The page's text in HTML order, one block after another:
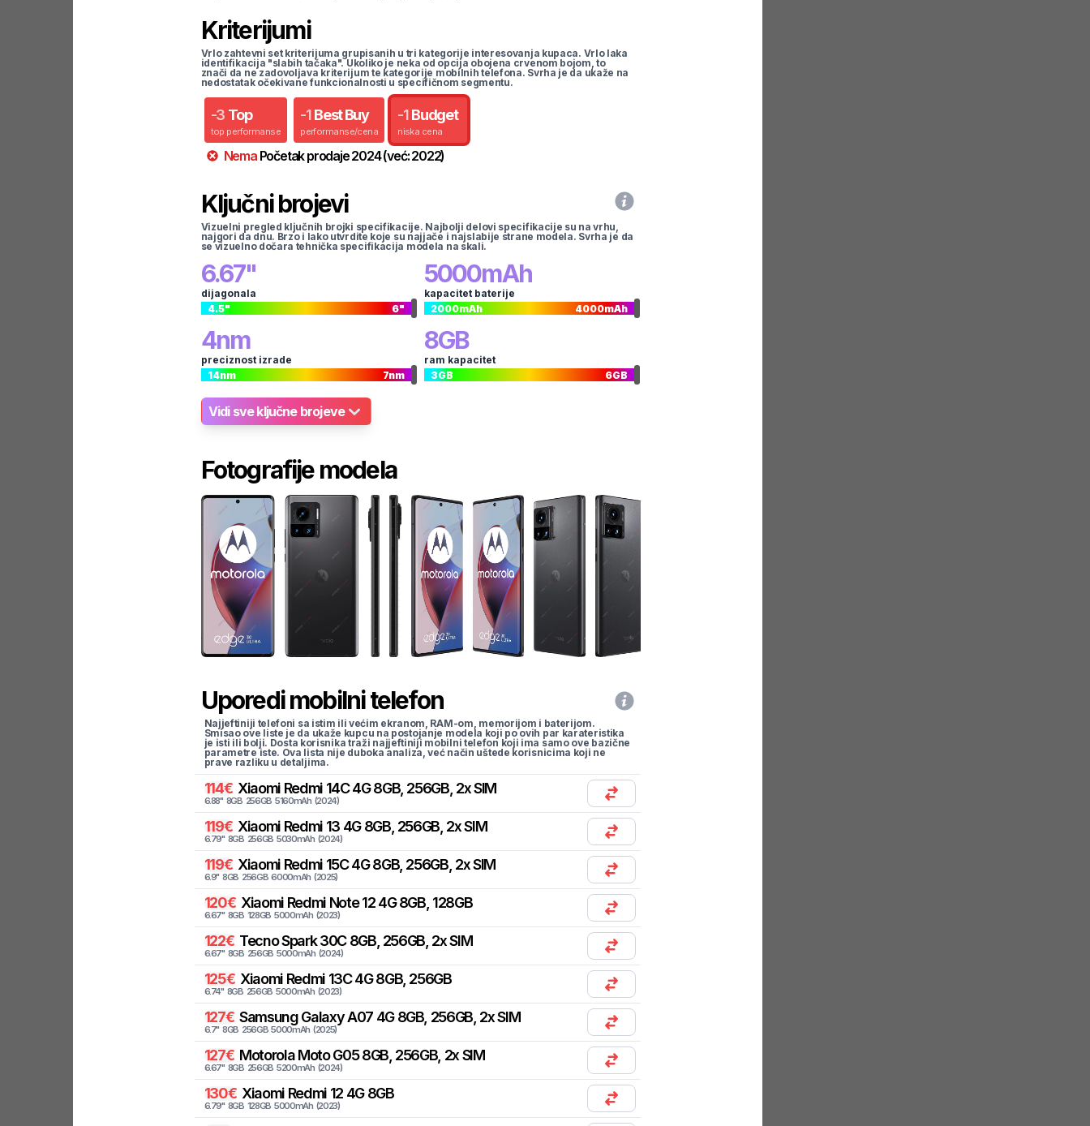
Kriterijumi
Vrlo zahtevni set kriterijuma grupisanih u tri kategorije interesovanja kupaca. Vrlo laka
identifikacija "slabih tačaka". Ukoliko je neka od opcija obojena crvenom bojom, to
znači da ne zadovoljava kriterijum te kategorije mobilnih telefona. Svrha je da ukaže na
nedostatak očekivane funkcionalnosti u specifičnom segmentu.
-3 Top
top performanse
-1 Best Buy
performanse/cena
-1 Budget
niska cena
Nema Početak prodaje2024(već:2022)
Ključni brojevi
Vizuelni pregled ključnih brojki specifikacije. Najbolji delovi specifikacije su na vrhu,
najgori da dnu. Brzo i lako utvrdite koje su najjače i najslabije strane modela. Svrha je da
se vizuelno dočara tehnička specifikacija modela na skali.
6.67"
dijagonala
4.5" 6"
5000mAh
kapacitet baterije
2000mAh 4000mAh
4nm
preciznost izrade
14nm 7nm
8GB
ram kapacitet
3GB 6GB
Vidi sve ključne brojeve
Fotografije modela
Uporedi mobilni telefon
Najjeftiniji telefoni sa istim ili većim ekranom, RAM-om, memorijom i baterijom.
Smisao ove liste je da ukaže kupcu na postojanje modela koji po ovih par karateristika
je isti ili bolji. Dosta korisnika traži najjeftiniji mobilni telefon koji ima samo ove bazične
parametre iste. Ova lista nije duboka analiza, već način uštede korisnicima koji ne
prave razliku u detaljima.
114€ Xiaomi Redmi 14C 4G 8GB, 256GB, 2x SIM
6.88" 8GB 256GB 5160mAh (2024)
119€ Xiaomi Redmi 13 4G 8GB, 256GB, 2x SIM
6.79" 8GB 256GB 5030mAh (2024)
119€ Xiaomi Redmi 15C 4G 8GB, 256GB, 2x SIM
6.9" 8GB 256GB 6000mAh (2025)
120€ Xiaomi Redmi Note 12 4G 8GB, 128GB
6.67" 8GB 128GB 5000mAh (2023)
122€ TecnoSpark 30C 8GB, 256GB, 2x SIM
6.67" 8GB 256GB 5000mAh (2024)
125€ Xiaomi Redmi 13C 4G 8GB, 256GB
6.74" 8GB 256GB 5000mAh (2023)
127€ Samsung Galaxy A07 4G 8GB, 256GB, 2x SIM
6.7" 8GB 256GB 5000mAh (2025)
127€ Motorola Moto G05 8GB, 256GB, 2x SIM
6.67" 8GB 256GB 5200mAh (2024)
130€ Xiaomi Redmi 12 4G 8GB
6.79" 8GB 128GB 5000mAh (2023)